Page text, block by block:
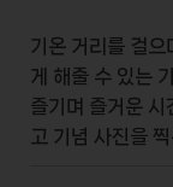
기온 거리를 걸으
게 해줄 수 있는
즐기며 즐거운 시
고 기념 사진을